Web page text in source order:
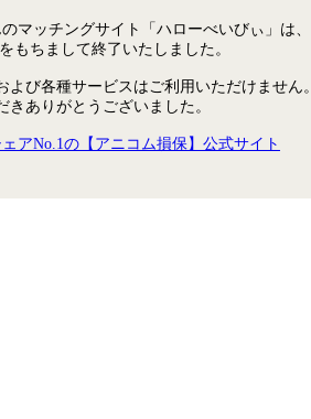
マッチングサイト「ハローべいびぃ」は、
もちまして終了いたしました。
よび各種サービスはご利用いただけません
きありがとうございました。
アNo.1の【アニコム損保】公式サイト